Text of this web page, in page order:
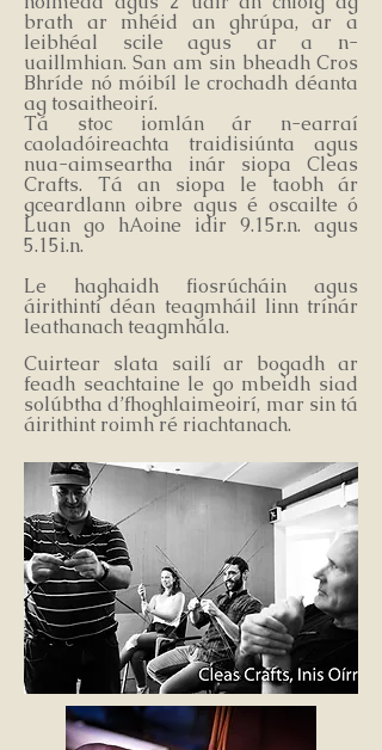
brath ar mhéid an ghrúpa, ar a
leibhéal scile agus ar a n-
uaillmhian. San am sin bheadh Cros
Bhríde nó móibíl le crochadh déanta
ag tosaitheoirí.
Tá stoc iomlán ár n-earraí
caoladóireachta traidisiúnta agus
nua-aimseartha inár siopa Cleas
Crafts. Tá an siopa le taobh ár
gceardlann oibre agus é oscailte ó
Luan go hAoine idir 9.15r.n. agus
5.15i.n.
Le haghaidh fiosrúcháin agus
áirithintí déan teagmháil linn trínár
leathanach teagmhála.
Cuirtear slata sailí ar bogadh ar
feadh seachtaine le go mbeidh siad
solúbtha d’fhoghlaimeoirí, mar sin tá
áirithint roimh ré riachtanach.